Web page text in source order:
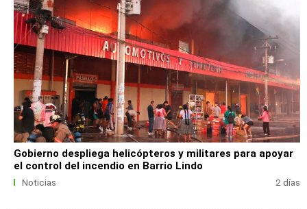
Gobierno despliega helicópteros y militares para apoyar
el control del incendio en Barrio Lindo
Noticias 2 días